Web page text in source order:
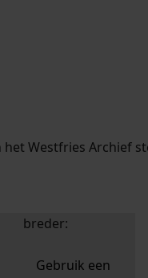
zoektips.
zoektips.
Westfries Archief
uw zoekopdracht te
breder:
Gebruik een